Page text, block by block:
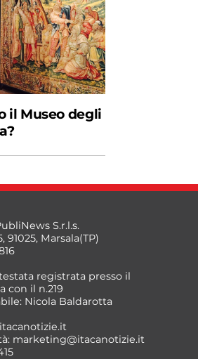
il Museo degli
S.r.l.s.
91025, Marsala(TP)
registrata presso il
con il n.219
Nicola Baldarotta
marketing@itacanotizie.it